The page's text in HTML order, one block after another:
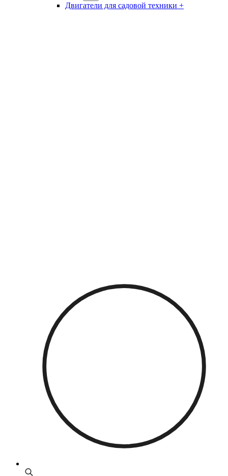
Двигатели для садовой техники +